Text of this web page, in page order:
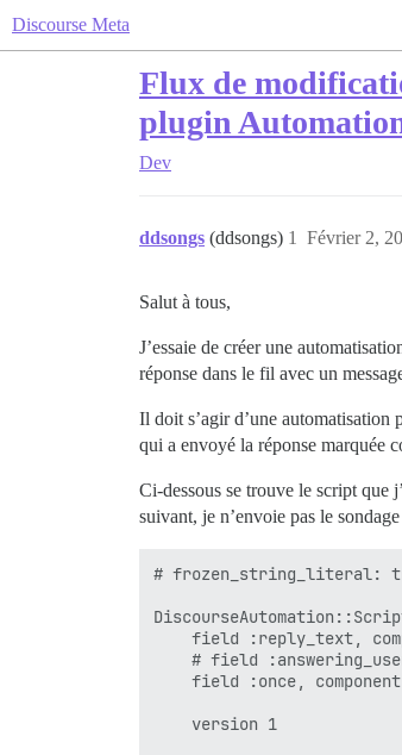
Discourse Meta
Flux de
plugin
Dev
ddsongs (ddsongs) Février 2,
1
Salut à tous,
J’essaie de créer une
réponse dans le fil avec un
Il doit s’agir d’une automatisation
qui a envoyé la réponse marquée
Ci-dessous se trouve le script que
suivant, je n’envoie pas le
# frozen_string_literal:
field :reply_text,
# field
field :once,
    version 1